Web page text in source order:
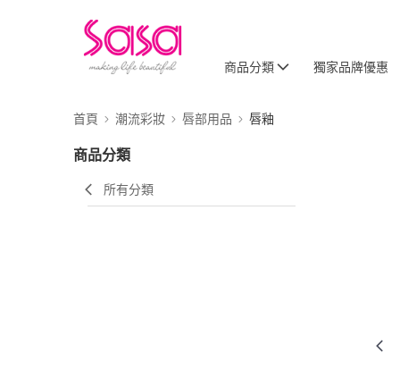
商品分類 獨家品牌優惠
首頁 潮流彩妝 唇部用品 唇釉
商品分類
所有分類